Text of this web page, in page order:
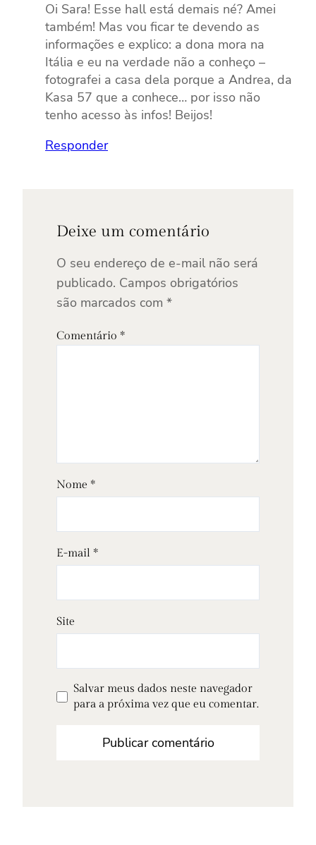
Oi Sara! Esse hall está demais né? Amei
também! Mas vou ficar te devendo as
informações e explico: a dona mora na
Itália e eu na verdade não a conheço –
fotografei a casa dela porque a Andrea, da
Kasa 57 que a conhece… por isso não
tenho acesso às infos! Beijos!
Responder
Deixe um comentário
O seu endereço de e-mail não será
publicado. Campos obrigatórios
são marcados com *
Comentário *
Nome *
E-mail *
Site
Salvar meus dados neste navegador
para a próxima vez que eu comentar.